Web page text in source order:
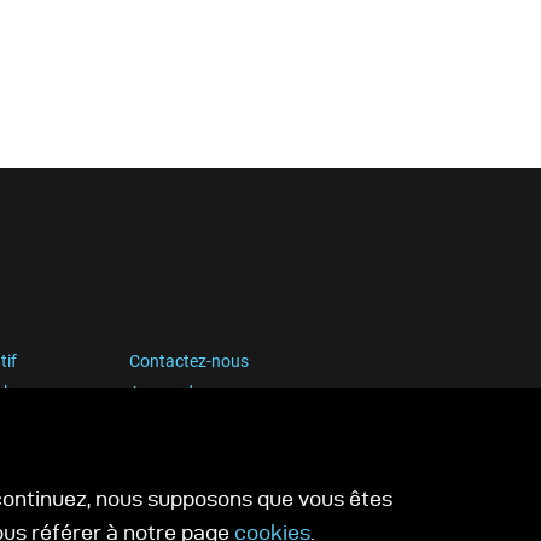
Contactez-nous
Apprendre
nous supposons que vous êtes
référer à notre page cookies